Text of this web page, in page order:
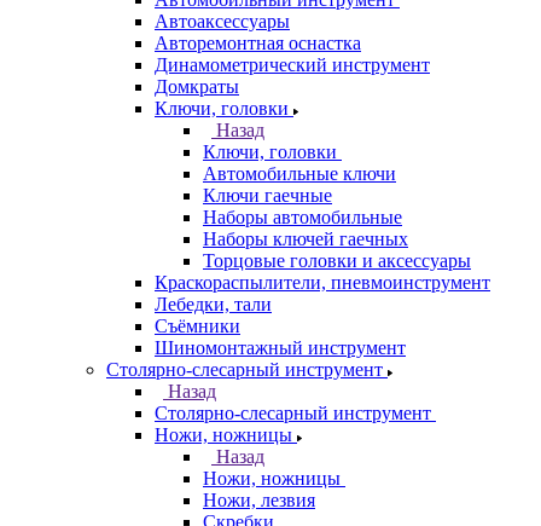
Автоаксессуары
Авторемонтная оснастка
Динамометрический инструмент
Домкраты
Ключи, головки
Назад
Ключи, головки
Автомобильные ключи
Ключи гаечные
Наборы автомобильные
Наборы ключей гаечных
Торцовые головки и аксессуары
Краскораспылители, пневмоинструмент
Лебедки, тали
Съёмники
Шиномонтажный инструмент
Столярно-слесарный инструмент
Назад
Столярно-слесарный инструмент
Ножи, ножницы
Назад
Ножи, ножницы
Ножи, лезвия
Скребки